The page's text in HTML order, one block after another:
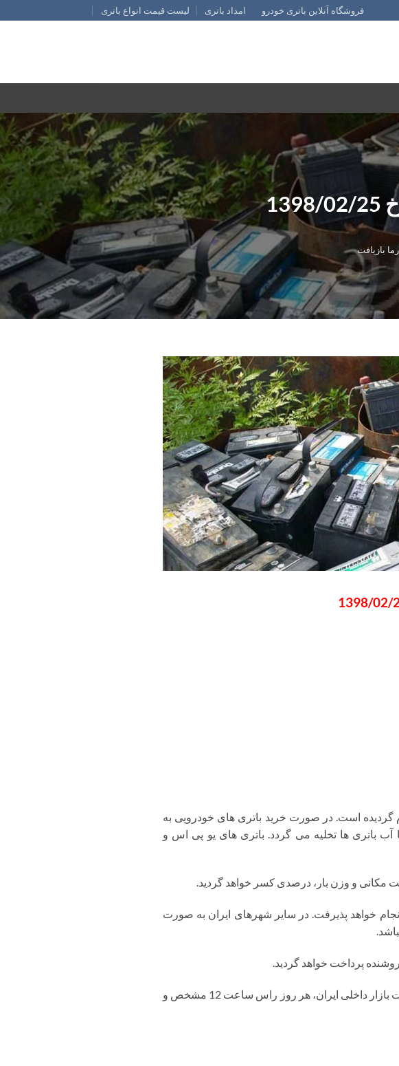
فروشگاه آنلاین باتری خودرو امداد باتری لیست قیمت انواع باتری
بازیافت
است. در صورت خرید باتری های خودرویی به
و یا آب باتری ها تخلیه می گردد. باتری های یو پی اس و
مکانی و وزن بار، درصدی کسر خواهد گردید.
خواهد پذیرفت. در سایر شهرهای ایران به صورت
پرداخت خواهد گردید.
قیمت روزانه خرید ضایعات باتری فرسوده با توجه به قیمت جهانی سرب و وضعیت بازار داخلی ایران، هر روز راس ساعت 12 مشخص و